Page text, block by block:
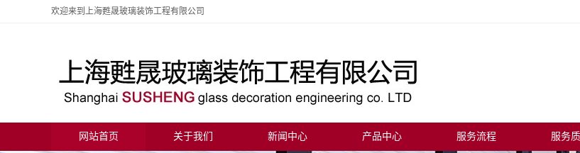
欢迎来到上海甦晟玻璃装饰工程有限公司
网站首页 关于我们 新闻中心 产品中心 服务流程 服务